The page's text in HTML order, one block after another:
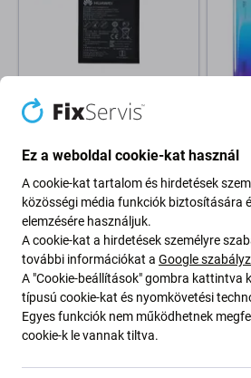
Huawei
7X, Nova 2 Plus, P Smart Plus
2020 - Akkumulátor
HB356687ECW 3240mAh -
24022598, 24022698,
24022872 Genuine Service
Pack
8 000 Ft
Ez a weboldal cookie-kat használ
A cookie-kat tartalom és hirdetések
közösségi média funkciók biztosítására
elemzésére használjuk.
A cookie-kat a hirdetések személyre
további információkat a Google
A "Cookie-beállítások" gombra kattintva
típusú cookie-kat és nyomkövetési
Egyes funkciók nem működhetnek
cookie-k le vannak tiltva.